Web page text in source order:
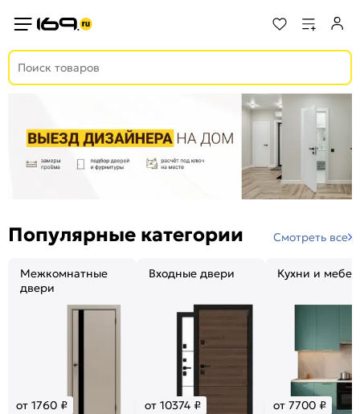
Популярные категории Смотреть все
Межкомнатные
двери
от 1760 ₽
Входные двери
от 10374 ₽
Кухни и
от 7700 ₽